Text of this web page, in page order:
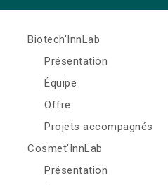
Biotech'InnLab
Présentation
Équipe
Offre
Projets accompagnés
Cosmet'InnLab
Présentation